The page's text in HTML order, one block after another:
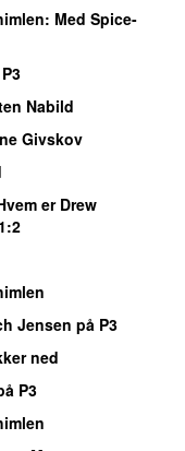
: Med Spice-
Nabild
Givskov
er Drew
Jensen på P3
ned
P3